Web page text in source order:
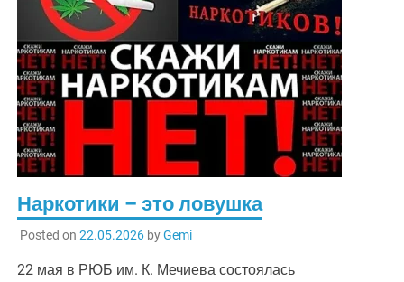
Наркотики – это ловушка
Posted on 22.05.2026byGemi
22 мая в РЮБ им. К. Мечиева состоялась